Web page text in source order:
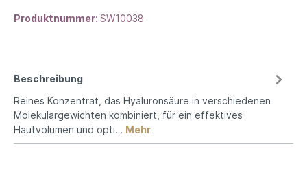
Produktnummer: SW10038
Beschreibung
Reines Konzentrat, das Hyaluronsäure in verschiedenen
Molekulargewichten kombiniert, für ein effektives
Hautvolumen und opti… Mehr